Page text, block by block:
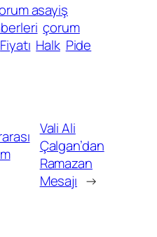
asayiş
çorum
Fiyatı Halk Pide
Vali Ali
Çalgan’dan
Ramazan
Mesajı →